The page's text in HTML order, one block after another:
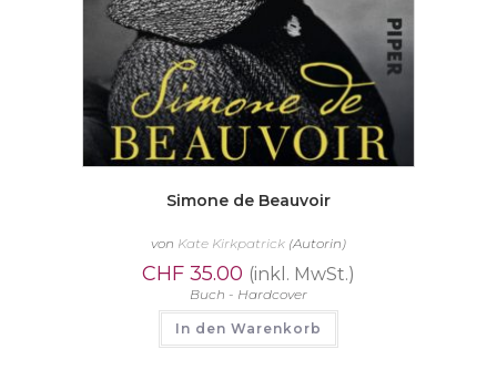
Simone de Beauvoir
von Kate Kirkpatrick (Autorin)
CHF 35.00 (inkl. MwSt.)
Buch - Hardcover
In den Warenkorb